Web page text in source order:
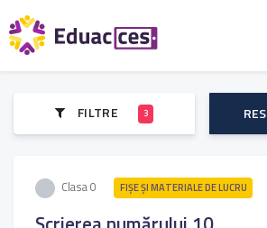
FILTRE 3
Clasa 0 FIŞE ŞI MATERIALE DE LUCRU